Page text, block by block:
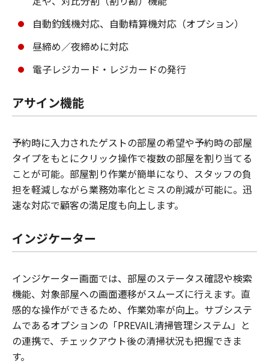
自動釣銭機対応、自動精算機対応（オプション）
昼締め／夜締めに対応
電子レジカード・レジカードの発行
アサイン機能
予約時に入力されたゲストの部屋の希望や予約時の部屋
タイプをもとにクリック操作で複数の部屋を割り当てる
ことが可能。部屋割り作業が簡単になり、スタッフの負
担を軽減しながら業務効率化とミスの削減が可能に。迅
速な対応で顧客の満足度も向上します。
インジケーター
インジケーター画面では、部屋のステータス確認や検索
機能、対象部屋への画面遷移がスムーズに行えます。直
感的な操作ができるため、作業効率が向上。サブシステ
ムであるオプションの「PREVAIL清掃管理システム」と
の連携で、チェックアウト後の清掃状況も把握できま
す。